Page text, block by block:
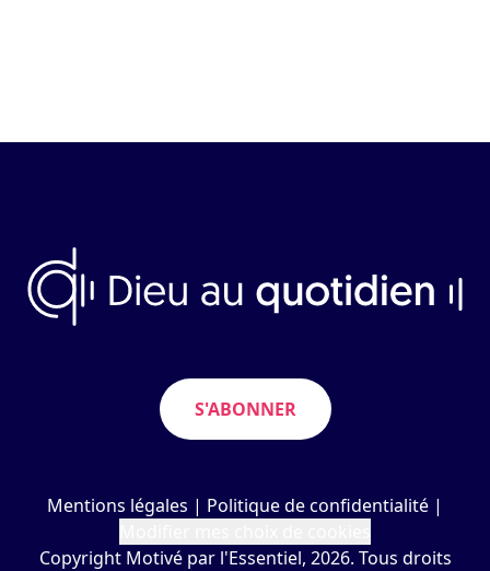
S'ABONNER
Mentions légales | Politique de confidentialité |
Copyright Motivé par l'Essentiel, 2026. Tous droits